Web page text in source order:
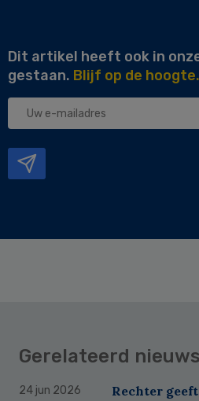
Dit artikel heeft ook in
gestaan. Blijf op de hoogte.
Uw
Gerelateerd nieuws
24 jun 2026
Rechter